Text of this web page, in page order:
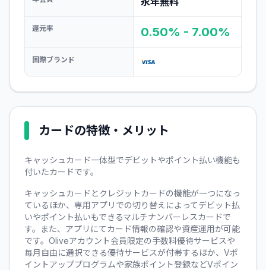
還元率 0.50% - 7.00%
国際ブランド
カードの特徴・メリット
キャッシュカード一体型でデビットやポイント払い機能も
付いたカードです。
キャッシュカードとクレジットカードの機能が一つになっ
ているほか、専用アプリでの切り替えによってデビット払
いやポイント払いもできるマルチナンバーレスカードで
す。また、アプリにてカード情報の確認や資産運用が可能
です。Oliveアカウント会員限定の手数料優待サービスや
毎月自由に選択できる優待サービスが付帯するほか、Vポ
イントアッププログラムや家族ポイント登録などVポイン